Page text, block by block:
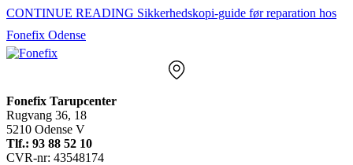
CONTINUE READING Sikkerhedskopi-guide før reparation hos
Fonefix Odense
Fonefix Tarupcenter
Rugvang 36, 18
5210 Odense V
Tlf.: 93 88 52 10
CVR-nr: 43548174